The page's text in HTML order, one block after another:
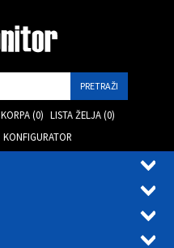
KORPA (0) LISTA ŽELJA (0)
KONFIGURATOR